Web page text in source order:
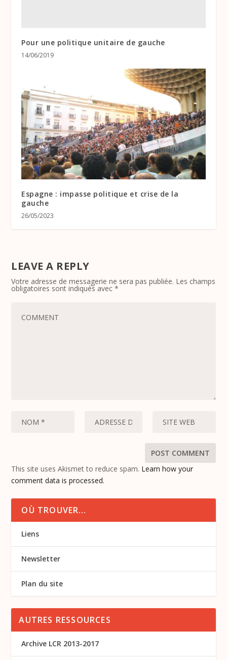
Pour une politique unitaire de gauche
14/06/2019
Espagne : impasse politique et crise de la
gauche
26/05/2023
LEAVE A REPLY
Votre adresse de messagerie ne sera pas publiée. Les champs
obligatoires sont indiqués avec*
This site uses Akismet to reduce spam. Learn how your
comment data is processed.
OÙ TROUVER…
Liens
Newsletter
Plan du site
AUTRES RESSOURCES
Archive LCR 2013-2017